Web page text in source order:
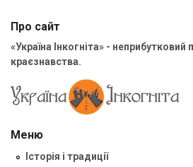
Про сайт
«Україна Інкогніта» - неприбутковий
краєзнавства.
Меню
Історія і традиції